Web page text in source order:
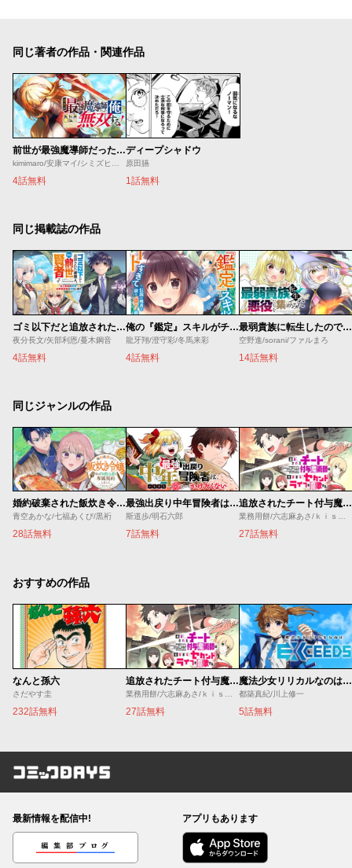
同じ著者の作品・関連作品
前世が最強魔導師だった俺、異世界魔法で無双する！
4話無料
ディープシャドウ
原田臙
1話無料
同じ掲載誌の作品
ゴミ以下だと追放された使用人、実は前世賢者です ～史上最強の賢者、世界最高峰の学園に通う～
夜分長文/矢部利恩/蔓木鋼音
4話無料
俺の『鑑定』スキルがチートすぎて
龍牙翔/澄守彩/冬馬来彩
4話無料
最弱貴族に転生したので悪役たちを集めてみた
空野進/sorani/ファルまろ
14話無料
同じジャンルの作品
婚約破棄された飯炊き令嬢の私は冷酷公爵と専属契約しました～ですが胃袋を掴んだ結果、冷たかった公爵様がどんどん優しくなっています～
青空あかな/七福あくび/黒裄
28話無料
最強出戻り中年冒険者は、今さら命なんてかけたくない
斯道歩/明石六郎
7話無料
追放されたチート付与魔術師は気ままなセカンドライフを謳歌する。 ～俺は武器だけじゃなく、あらゆるものに『強化ポイント』を付与できるし、俺の意思でいつでも効果を解除できるけど、残った人たち大丈夫？～
業務用餅/六志麻あさ/ｋｉｓｕｉ
27話無料
おすすめの作品
なんと孫六
さだやす圭
232話無料
追放されたチート付与魔術師は気ままなセカンドライフを謳歌する。 ～俺は武器だけじゃなく、あらゆるものに『強化ポイント』を付与できるし、俺の意思でいつでも効果を解除できるけど、残った人たち大丈夫？～
27話無料
魔法少女リリカルなのは EXCEEDS
都築真紀/川上修一
5話無料
コミックDAYS
最新情報を配信中!
編集部ブログ
アプリもあります